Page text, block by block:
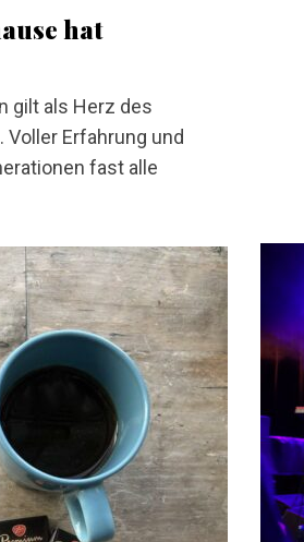
hat
gilt als Herz des
Erfahrung und
fast alle